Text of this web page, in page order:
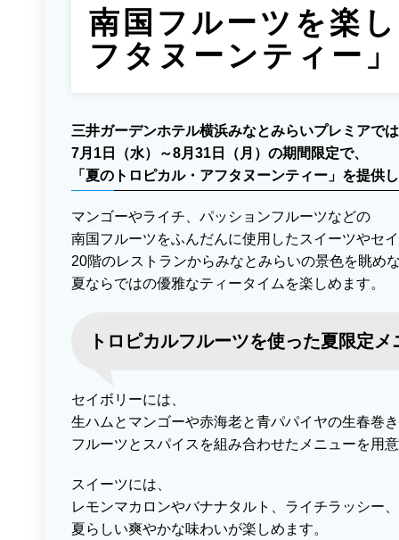
南国フルーツを楽
フタヌーンティー
三井ガーデンホテル横浜みなとみらいプレミアで
7月1日（水）～8月31日（月）の期間限定で、
「夏のトロピカル・アフタヌーンティー」を提供
マンゴーやライチ、パッションフルーツなどの
南国フルーツをふんだんに使用したスイーツやセ
20階のレストランからみなとみらいの景色を眺め
夏ならではの優雅なティータイムを楽しめます。
トロピカルフルーツを使った夏限定メ
セイボリーには、
生ハムとマンゴーや赤海老と青パパイヤの生春巻
フルーツとスパイスを組み合わせたメニューを用
スイーツには、
レモンマカロンやバナナタルト、ライチラッシー
夏らしい爽やかな味わいが楽しめます。